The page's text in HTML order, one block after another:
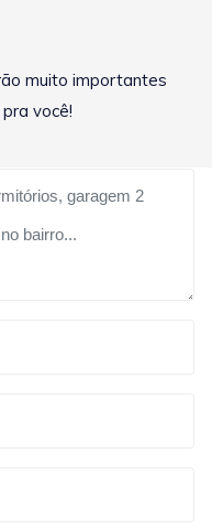
muito importantes
você!